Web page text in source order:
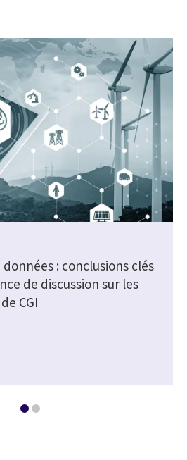
: conclusions clés
de discussion sur les
CGI